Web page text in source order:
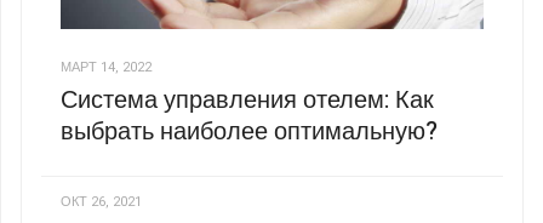
МАРТ 14, 2022
Система управления отелем: Как
выбрать наиболее оптимальную?
ОКТ 26, 2021